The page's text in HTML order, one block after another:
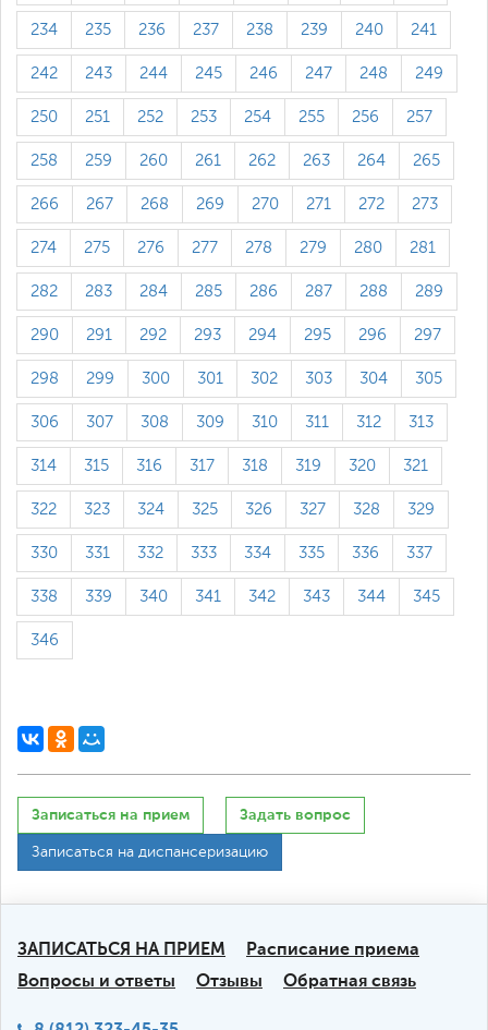
234 235 236 237 238 239 240 241
242 243 244 245 246 247 248 249
250 251 252 253 254 255 256 257
258 259 260 261 262 263 264 265
266 267 268 269 270 271 272 273
274 275 276 277 278 279 280 281
282 283 284 285 286 287 288 289
290 291 292 293 294 295 296 297
298 299 300 301 302 303 304 305
306 307 308 309 310 311 312 313
314 315 316 317 318 319 320 321
322 323 324 325 326 327 328 329
330 331 332 333 334 335 336 337
338 339 340 341 342 343 344 345
346
Записаться на прием Задать вопрос
Записаться на диспансеризацию
ЗАПИСАТЬСЯ НА ПРИЕМ
Расписание приема
Вопросы и ответы
Отзывы Обратная связь